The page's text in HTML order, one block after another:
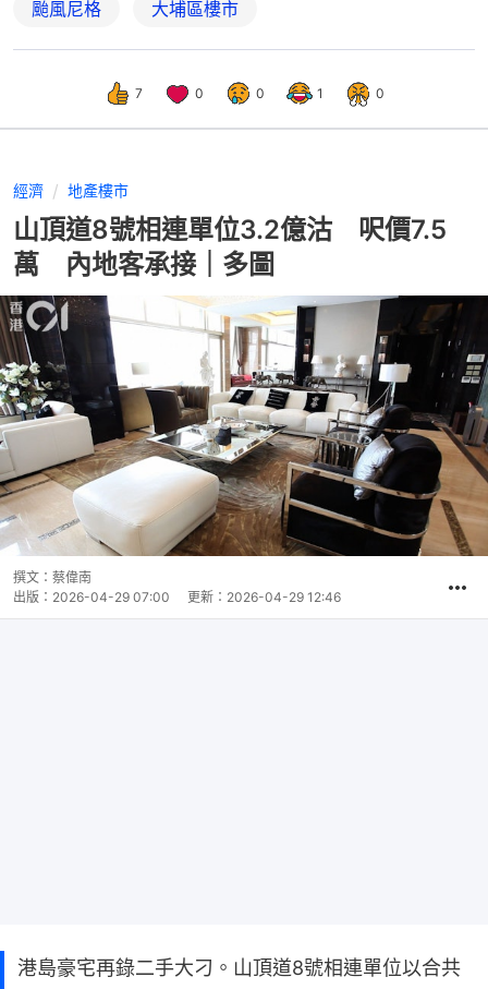
颱風尼格 大埔區樓市
7 0 0 1 0
經濟 地產樓市
山頂道8號相連單位3.2億沽 呎價7.5
萬 內地客承接｜多圖
撰文： 蔡偉南
出版： 2026-04-29 07:00 更新： 2026-04-29 12:46
港島豪宅再錄二手大刁。山頂道8號相連單位以合共